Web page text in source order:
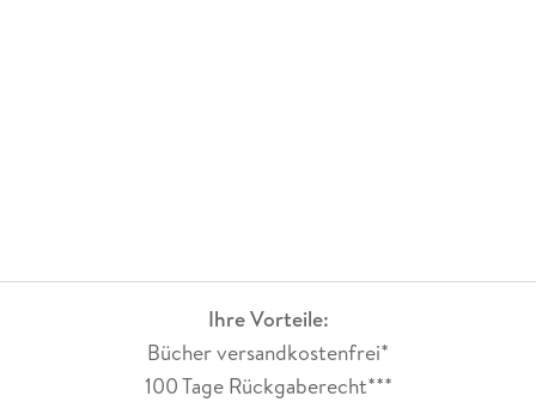
Ihre Vorteile:
Bücher versandkostenfrei*
100 Tage Rückgaberecht***